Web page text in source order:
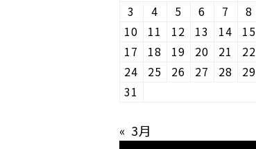
3
4 5 6 7 8
10
11 12 13 14 15
17
18 19 20 21 22
24
25 26 27 28 29
31
« 3月